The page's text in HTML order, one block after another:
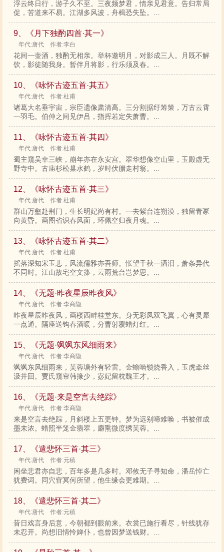
浮云终日行，游子久不至。三夜频梦君，情亲见君意。告归常局
促，苦道来不易。江湖多风波，舟楫恐失坠。...
9、《月下独酌四首·其一》
年代:唐代 作者:李白
花间一壶酒，独酌无相亲。举杯邀明月，对影成三人。月既不解
饮，影徒随我身。暂伴月将影，行乐须及春。...
10、《咏怀古迹五首·其五》
年代:唐代 作者:杜甫
诸葛大名垂宇宙，宗臣遗像肃清高。三分割据纡筹策，万古云霄
一羽毛。伯仲之间见伊吕，指挥若定失萧曹。...
11、《咏怀古迹五首·其四》
年代:唐代 作者:杜甫
蜀主窥吴幸三峡，崩年亦在永安宫。翠华想像空山里，玉殿虚无
野寺中。古庙杉松巢水鹤，岁时伏腊走村翁。...
12、《咏怀古迹五首·其三》
年代:唐代 作者:杜甫
群山万壑赴荆门，生长明妃尚有村。一去紫台连朔漠，独留青冢
向黄昏。画图省识春风面，环佩空归夜月魂。...
13、《咏怀古迹五首·其二》
年代:唐代 作者:杜甫
摇落深知宋玉悲，风流儒雅亦吾师。怅望千秋一洒泪，萧条异代
不同时。江山故宅空文藻，云雨荒台岂梦思。...
14、《无题·昨夜星辰昨夜风》
年代:唐代 作者:李商隐
昨夜星辰昨夜风，画楼西畔桂堂东。身无彩凤双飞翼，心有灵犀
一点通。隔座送钩春酒暖，分曹射覆蜡灯红。...
15、《无题·飒飒东风细雨来》
年代:唐代 作者:李商隐
飒飒东风细雨来，芙蓉塘外有轻雷。金蟾啮锁烧香入，玉虎牵丝
汲井回。贾氏窥帘韩掾少，宓妃留枕魏王才。...
16、《无题·来是空言去绝踪》
年代:唐代 作者:李商隐
来是空言去绝踪，月斜楼上五更钟。梦为远别啼难唤，书被催成
墨未浓。蜡照半笼金翡翠，麝熏微度绣芙蓉。...
17、《遣悲怀三首·其三》
年代:唐代 作者:元稹
闲坐悲君亦自悲，百年多是几多时。邓攸无子寻知命，潘岳悼亡
犹费词。同穴窅冥何所望，他生缘会更难期。...
18、《遣悲怀三首·其二》
年代:唐代 作者:元稹
昔日戏言身后意，今朝都到眼前来。衣裳已施行看尽，针线犹存
未忍开。尚想旧情怜婢仆，也曾因梦送钱财。...